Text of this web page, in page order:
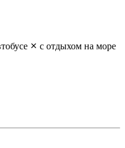
с отдыхом на море